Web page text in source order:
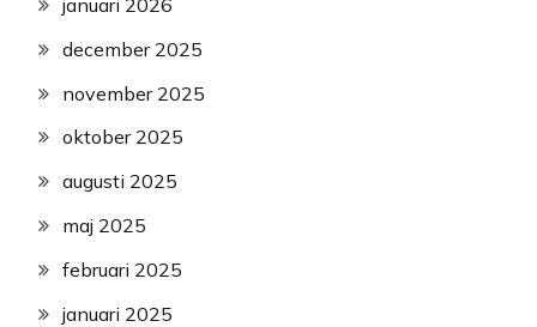
december 2025
november 2025
oktober 2025
augusti 2025
maj 2025
februari 2025
januari 2025